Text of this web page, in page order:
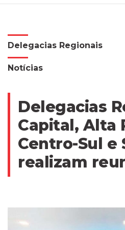
Delegacias Regionais
Notícias
Delegacias
Capital, Alta
Centro-Sul e
realizam